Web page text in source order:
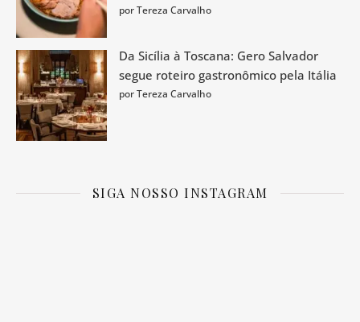
por Tereza Carvalho
Da Sicília à Toscana: Gero Salvador
segue roteiro gastronômico pela Itália
por Tereza Carvalho
SIGA NOSSO INSTAGRAM